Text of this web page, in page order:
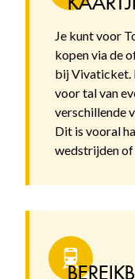
Je kunt voor
kopen via de
bij Vivaticket.
voor tal van
verschillende
Dit is vooral
wedstrijden of